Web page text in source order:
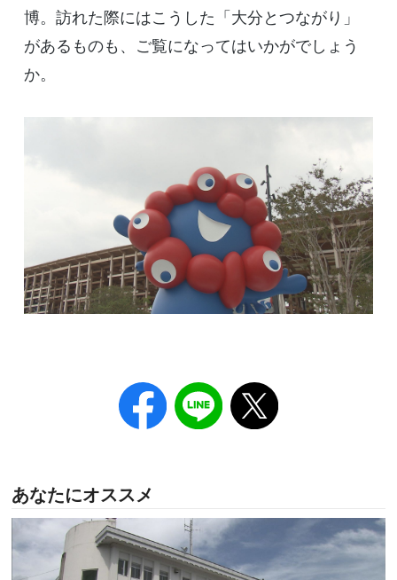
博。訪れた際にはこうした「大分とつながり」
があるものも、ご覧になってはいかがでしょう
か。
あなたにオススメ